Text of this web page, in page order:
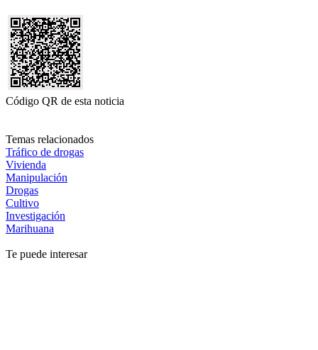
Código QR de esta noticia
Temas relacionados
Tráfico de drogas
Vivienda
Manipulación
Drogas
Cultivo
Investigación
Marihuana
Te puede interesar